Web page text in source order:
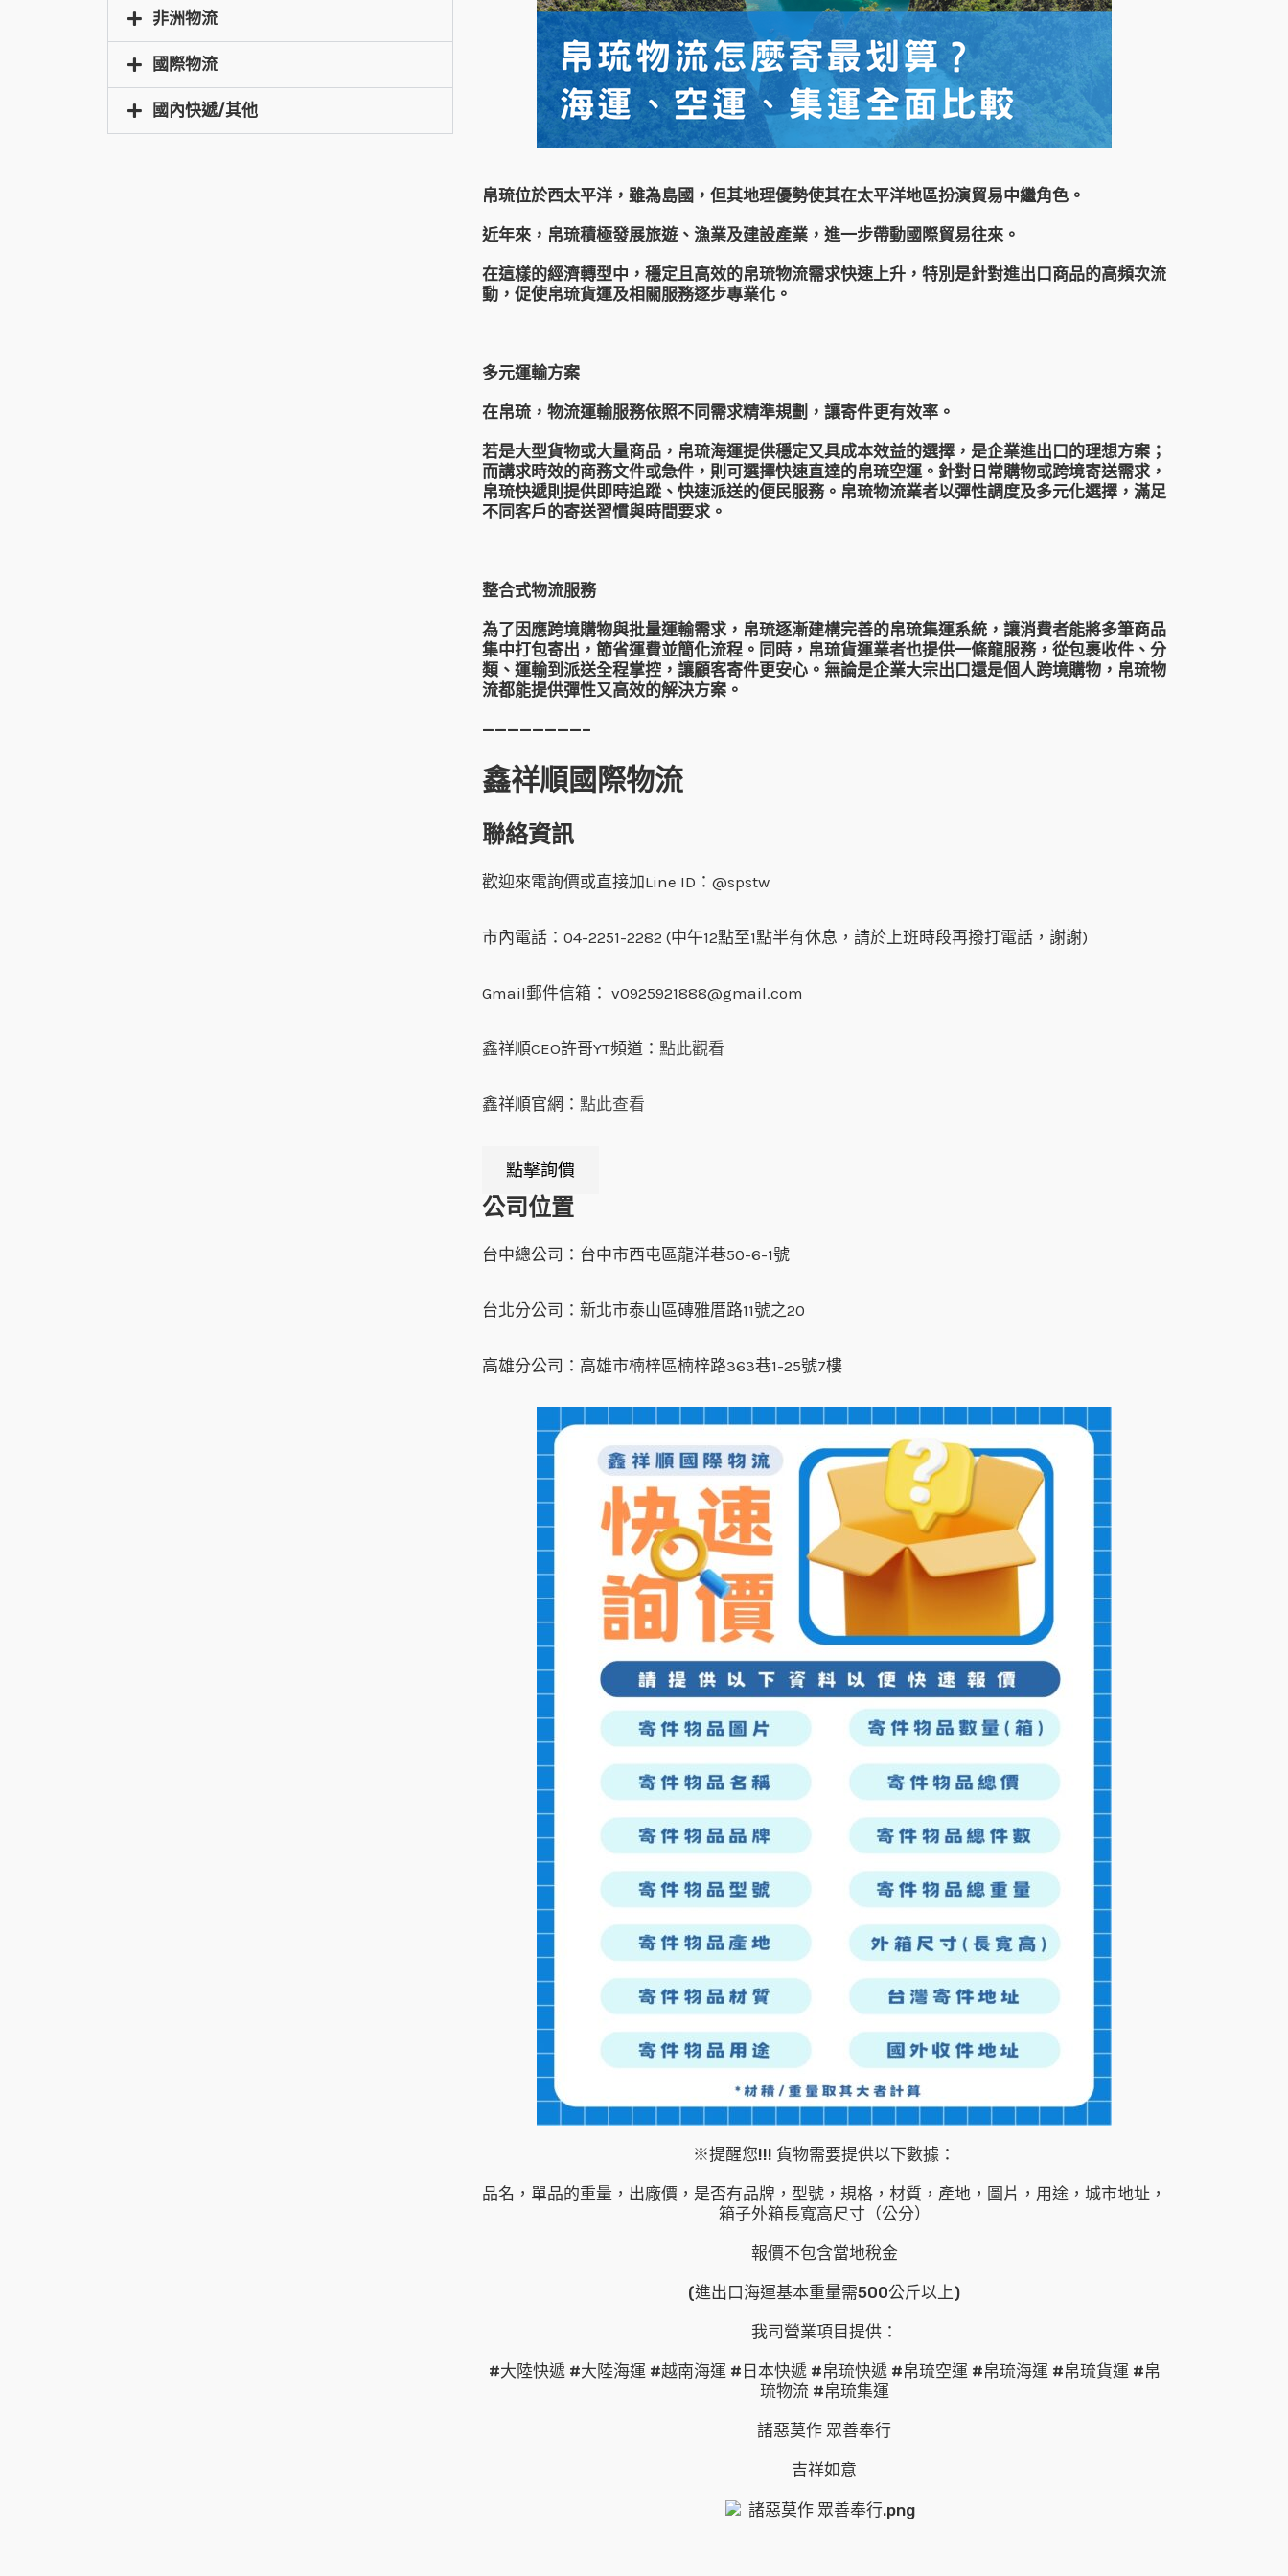
非洲物流
國際物流
國內快遞/其他
帛琉位於西太平洋，雖為島國，但其地理優勢使其在太平洋地區扮演貿易中繼角色。
近年來，帛琉積極發展旅遊、漁業及建設產業，進一步帶動國際貿易往來。
在這樣的經濟轉型中，穩定且高效的帛琉物流需求快速上升，特別是針對進出口商品的高頻次流
動，促使帛琉貨運及相關服務逐步專業化。
多元運輸方案
在帛琉，物流運輸服務依照不同需求精準規劃，讓寄件更有效率。
若是大型貨物或大量商品， 帛琉海運提供穩定又具成本效益的選擇，是企業進出口的理想方案；
而講求時效的商務文件或急件，則可選擇快速直達的帛琉空運。針對日常購物或跨境寄送需求，
帛琉快遞則提供即時追蹤、快速派送的便民服務。帛琉物流業者以彈性調度及多元化選擇，滿足
不同客戶的寄送習慣與時間要求。
整合式物流服務
為了因應跨境購物與批量運輸需求，帛琉逐漸建構完善的帛琉集運系統，讓消費者能將多筆商品
集中打包寄出，節省運費並簡化流程。同時， 帛琉貨運業者也提供一條龍服務，從包裹收件、分
類、運輸到派送全程掌控，讓顧客寄件更安心。無論是企業大宗出口還是個人跨境購物， 帛琉物
流都能提供彈性又高效的解決方案。
————————–
鑫祥順國際物流
聯絡資訊
歡迎來電詢價或直接加Line ID：@spstw
市內電話：04-2251-2282 (中午12點至1點半有休息，請於上班時段再撥打電話，謝謝)
Gmail郵件信箱： v0925921888@gmail.com
鑫祥順CEO許哥YT頻道： 點此觀看
鑫祥順官網： 點此查看
點擊詢價
公司位置
台中總公司：台中市西屯區龍洋巷50-6-1號
台北分公司：新北市泰山區磚雅厝路11號之20
高雄分公司：高雄市楠梓區楠梓路363巷1-25號7樓
※提醒您!!! 貨物需要提供以下數據：
品名，單品的重量，出廠價，是否有品牌，型號，規格，材質，產地，圖片，用途，城市地址，
箱子外箱長寬高尺寸（公分）
報價不包含當地稅金
(進出口海運基本重量需500公斤以上)
我司營業項目提供：
#大陸快遞 #大陸海運 #越南海運 #日本快遞 #帛琉快遞 #帛琉空運 #帛琉海運 #帛琉貨運 #帛
琉物流 #帛琉集運
諸惡莫作 眾善奉行
吉祥如意